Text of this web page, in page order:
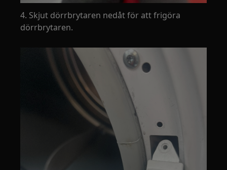
4. Skjut dörrbrytaren nedåt för att frigöra
dörrbrytaren.